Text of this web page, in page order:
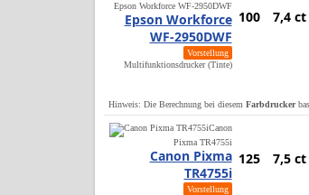
Epson Workforce WF-2950DWF
Epson Workforce
WF-2950DWF
Vorstellung
Multifunktionsdrucker (Tinte)
100 7,4 ct
Hinweis: Die Berechnung bei diesem Farbdrucker
Canon
Pixma TR4755i
Canon Pixma
TR4755i
Vorstellung
125 7,5 ct